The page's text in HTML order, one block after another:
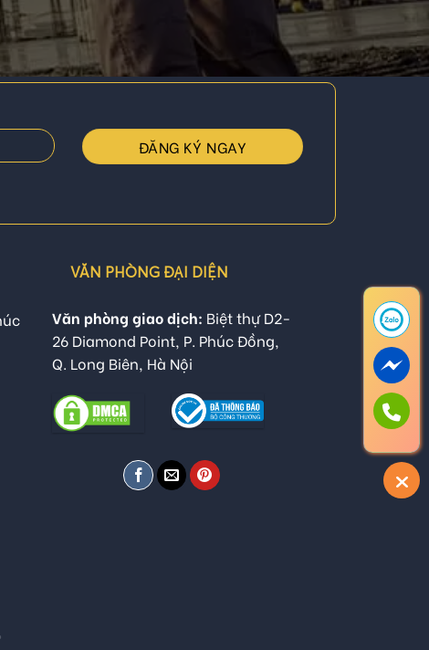
VĂN PHÒNG ĐẠI DIỆN
Văn phòng giao dịch: Biệt thự D2-
26 Diamond Point, P. Phúc Đồng,
Q. Long Biên, Hà Nội